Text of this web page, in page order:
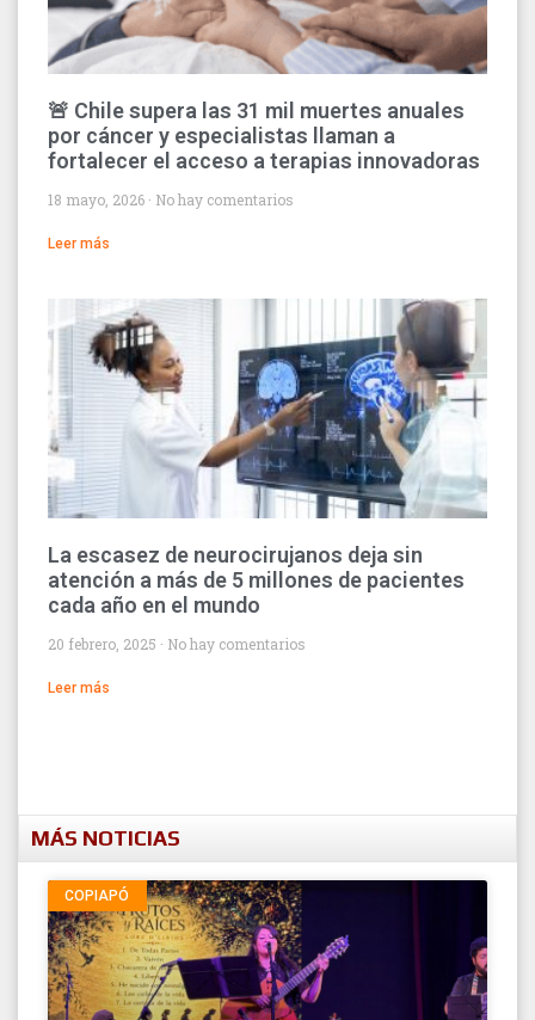
🚨 Chile supera las 31 mil muertes anuales
por cáncer y especialistas llaman a
fortalecer el acceso a terapias innovadoras
18 mayo, 2026 No hay comentarios
Leer más
La escasez de neurocirujanos deja sin
atención a más de 5 millones de pacientes
cada año en el mundo
20 febrero, 2025 No hay comentarios
Leer más
MÁS NOTICIAS
COPIAPÓ